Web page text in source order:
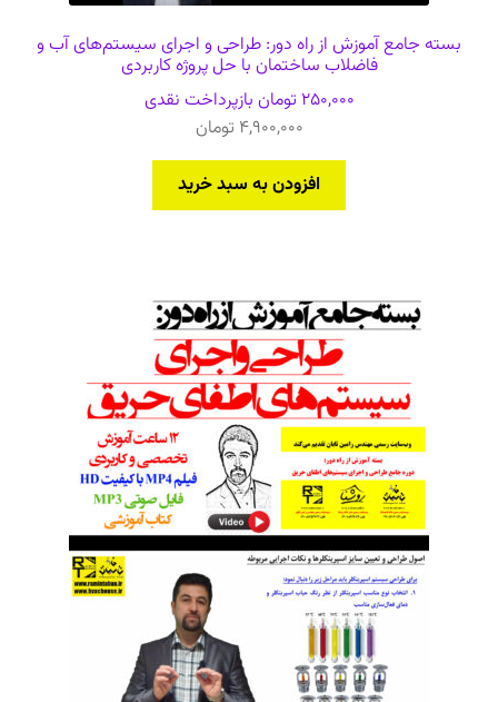
بسته جامع آموزش از راه دور: طراحی و اجرای سیستم‌های آب و
فاضلاب ساختمان با حل پروژه کاربردی
250,000 تومان بازپرداخت نقدی
4,900,000 تومان
افزودن به سبد خرید